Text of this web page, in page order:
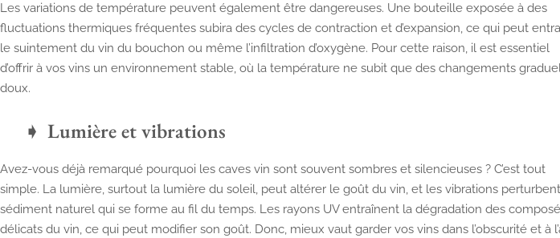
Les variations de température peuvent également être dangereuses. Une bouteille exposée à des
fluctuations thermiques fréquentes subira des cycles de contraction et d’expansion, ce qui peut
le suintement du vin du bouchon ou même l’infiltration d’oxygène. Pour cette raison, il est essentiel
d’offrir à vos vins un environnement stable, où la température ne subit que des changements
doux.
Lumière et vibrations
Avez-vous déjà remarqué pourquoi les caves vin sont souvent sombres et silencieuses ? C’est tout
simple. La lumière, surtout la lumière du soleil, peut altérer le goût du vin, et les vibrations
sédiment naturel qui se forme au fil du temps. Les rayons UV entraînent la dégradation des
délicats du vin, ce qui peut modifier son goût. Donc, mieux vaut garder vos vins dans l’obscurité et à